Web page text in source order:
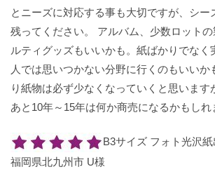
とニーズに対応する事も大切ですが、シー
残ってください。 アルバム、少数ロット
ルティグッズもいいかも。紙ばかりでなく
人では思いつかない分野に行くのもいいか
り紙物は必ず少なくなっていくと思います
あと10年～15年は何か商売になるかもしれ
B3サイズ フォト光沢
福岡県北九州市 U様